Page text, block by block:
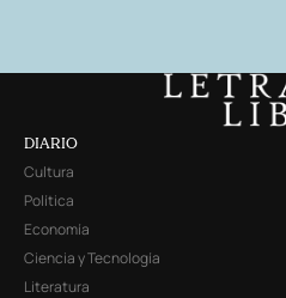
DIARIO
Cultura
Política
Economía
Ciencia y Tecnología
Literatura